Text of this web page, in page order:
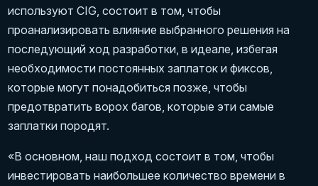
используют CIG, состоит в том, чтобы
проанализировать влияние выбранного решения на
последующий ход разработки, в идеале, избегая
необходимости постоянных заплаток и фиксов,
которые могут понадобиться позже, чтобы
предотвратить ворох багов, которые эти самые
заплатки породят.
«В основном, наш подход состоит в том, чтобы
инвестировать наибольшее количество времени в